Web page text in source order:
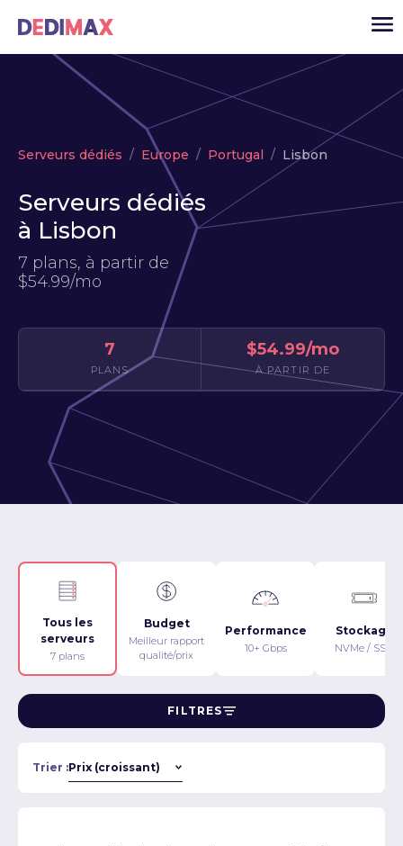
VPS
Serveurs dédiés
USD▾
MON ESPACE
Serveurs dédiés Europe Portugal Lisbon
Serveurs dédiés
à Lisbon
7 plans, à partir de
$54.99/mo
7
PLANS
$54.99/mo
À PARTIR DE
Tous les
serveurs
7 plans
Budget
Meilleur rapport
qualité/prix
Performance
10+ Gbps
Stockage
NVMe / SSD
FILTRES
Trier :